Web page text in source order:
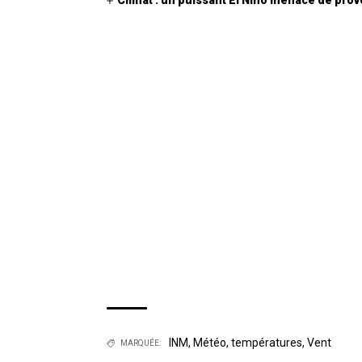
MARQUÉE: INM, Météo, températures, Vent